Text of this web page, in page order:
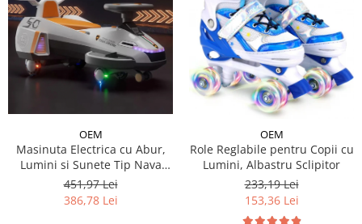
OEM
Masinuta Electrica cu Abur,
Lumini si Sunete Tip Nava
Spatiala
451,97 Lei
386,78 Lei
OEM
Role Reglabile pentru Copii cu
Lumini, Albastru Sclipitor
233,19 Lei
153,36 Lei